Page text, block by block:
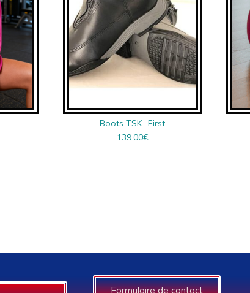
Boots TSK- First
139.00€
Formulaire de contact